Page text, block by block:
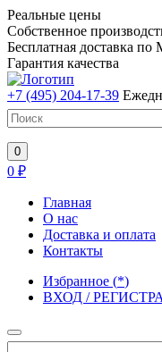
Реальные цены
Собственное
Бесплатная доставка по
Гарантия качества
+7 (495) 204-17-39
0
0 ₽
Главная
О нас
Доставка и оплата
Контакты
Избранное (*)
ВХОД /